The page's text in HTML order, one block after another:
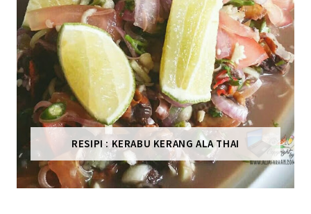
RESIPI : KERABU KERANG ALA THAI